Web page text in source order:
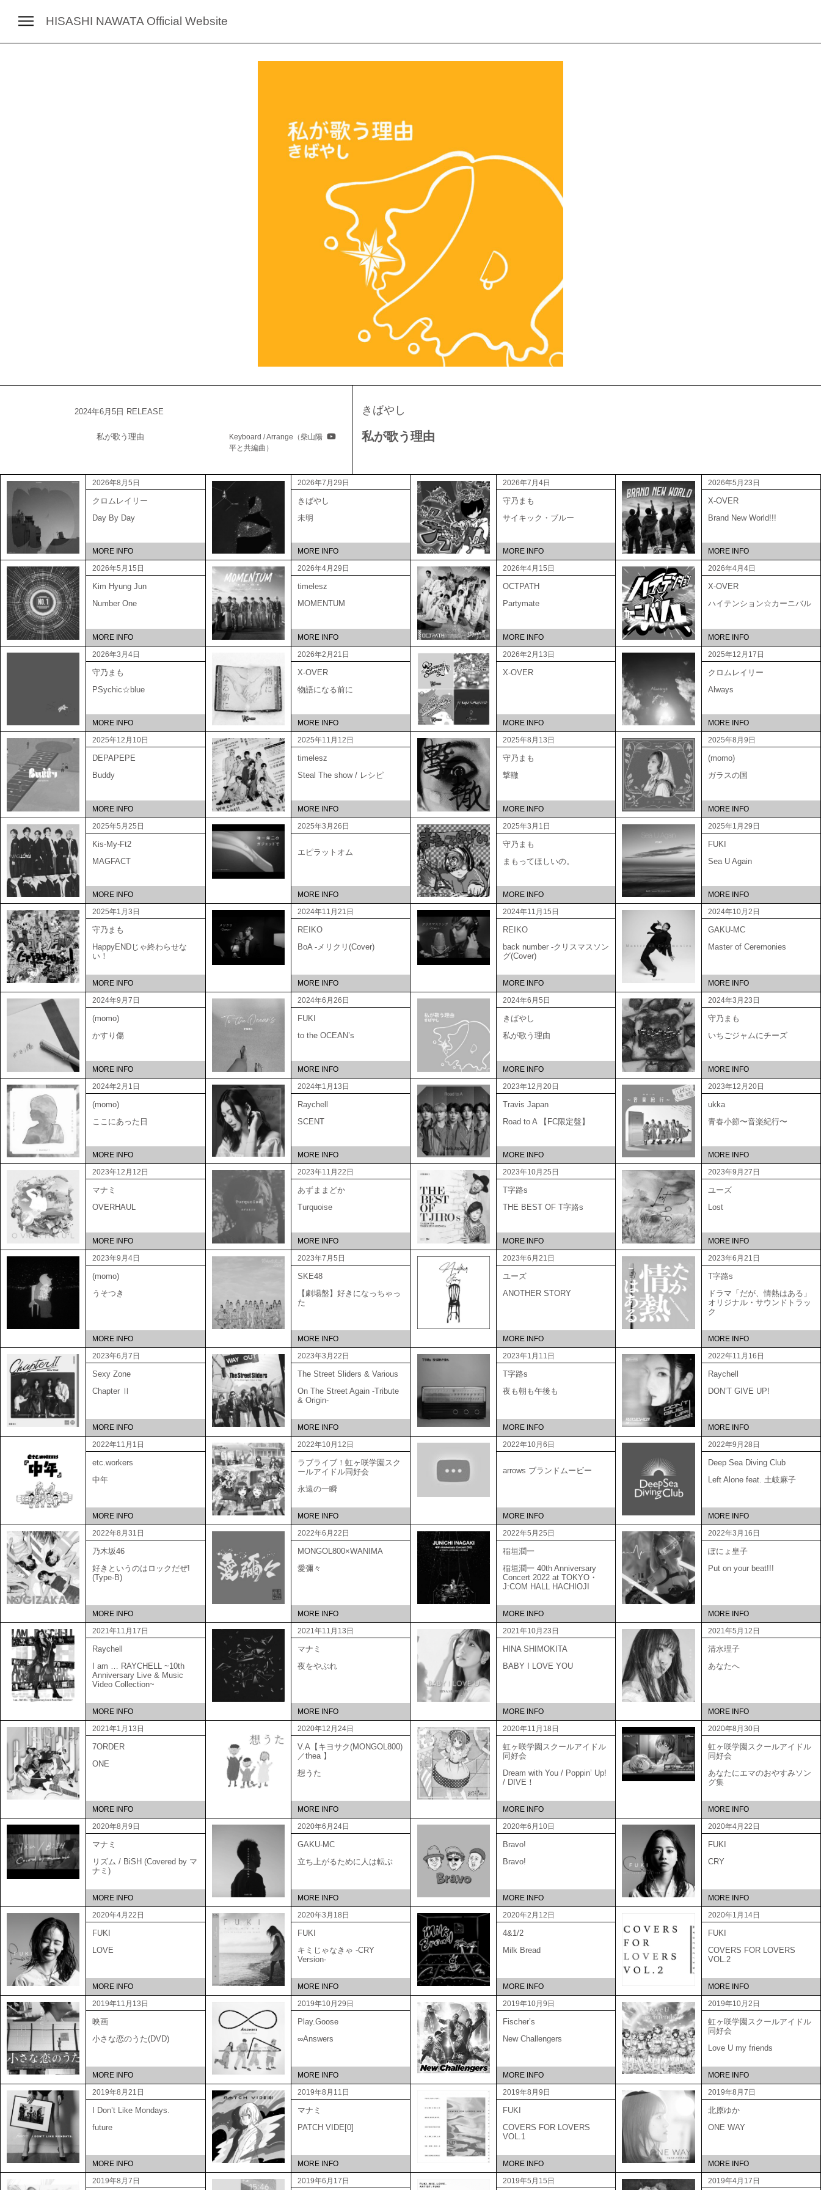
HISASHI NAWATA Official Website
きばやし
私が歌う理由
2024年6月5日 RELEASE
私が歌う理由
Keyboard / Arrange（柴山陽
平と共編曲）
2026年8月5日
クロムレイリー
Day By Day
MORE INFO
2026年7月29日
きばやし
未明
MORE INFO
2026年7月4日
守乃まも
サイキック・ブルー
MORE INFO
2026年5月23日
X-OVER
Brand New World!!!
MORE INFO
2026年5月15日
Kim Hyung Jun
Number One
MORE INFO
2026年4月29日
timelesz
MOMENTUM
MORE INFO
2026年4月15日
OCTPATH
Partymate
MORE INFO
2026年4月4日
X-OVER
ハイテンション☆カーニバル
MORE INFO
2026年3月4日
守乃まも
PSychic☆blue
MORE INFO
2026年2月21日
X-OVER
物語になる前に
MORE INFO
2026年2月13日
X-OVER
MORE INFO
2025年12月17日
クロムレイリー
Always
MORE INFO
2025年12月10日
DEPAPEPE
Buddy
MORE INFO
2025年11月12日
timelesz
Steal The show / レシピ
MORE INFO
2025年8月13日
守乃まも
撃轍
MORE INFO
2025年8月9日
(momo)
ガラスの国
MORE INFO
2025年5月25日
Kis-My-Ft2
MAGFACT
MORE INFO
2025年3月26日
エピラットオム
MORE INFO
2025年3月1日
守乃まも
まもってほしいの。
MORE INFO
2025年1月29日
FUKI
Sea U Again
MORE INFO
2025年1月3日
守乃まも
HappyENDじゃ終わらせな
い！
MORE INFO
2024年11月21日
REIKO
BoA -メリクリ(Cover)
MORE INFO
2024年11月15日
REIKO
back number -クリスマスソン
グ(Cover)
MORE INFO
2024年10月2日
GAKU-MC
Master of Ceremonies
MORE INFO
2024年9月7日
(momo)
かすり傷
MORE INFO
2024年6月26日
FUKI
to the OCEAN’s
MORE INFO
2024年6月5日
きばやし
私が歌う理由
MORE INFO
2024年3月23日
守乃まも
いちごジャムにチーズ
MORE INFO
2024年2月1日
(momo)
ここにあった日
MORE INFO
2024年1月13日
Raychell
SCENT
MORE INFO
2023年12月20日
Travis Japan
Road to A 【FC限定盤】
MORE INFO
2023年12月20日
ukka
青春小節〜音楽紀行〜
MORE INFO
2023年12月12日
マナミ
OVERHAUL
MORE INFO
2023年11月22日
あずままどか
Turquoise
MORE INFO
2023年10月25日
T字路s
THE BEST OF T字路s
MORE INFO
2023年9月27日
ユーズ
Lost
MORE INFO
2023年9月4日
(momo)
うそつき
MORE INFO
2023年7月5日
SKE48
【劇場盤】好きになっちゃっ
た
MORE INFO
2023年6月21日
ユーズ
ANOTHER STORY
MORE INFO
2023年6月21日
T字路s
ドラマ「だが、情熱はある」
オリジナル・サウンドトラッ
ク
MORE INFO
2023年6月7日
Sexy Zone
Chapter Ⅱ
MORE INFO
2023年3月22日
The Street Sliders & Various
On The Street Again -Tribute
& Origin-
MORE INFO
2023年1月11日
T字路s
夜も朝も午後も
MORE INFO
2022年11月16日
Raychell
DON’T GIVE UP!
MORE INFO
2022年11月1日
etc.workers
中年
MORE INFO
2022年10月12日
ラブライブ！虹ヶ咲学園スク
ールアイドル同好会
永遠の一瞬
MORE INFO
2022年10月6日
arrows ブランドムービー
MORE INFO
2022年9月28日
Deep Sea Diving Club
Left Alone feat. 土岐麻子
MORE INFO
2022年8月31日
乃木坂46
好きというのはロックだぜ!
(Type-B)
MORE INFO
2022年6月22日
MONGOL800×WANIMA
愛彌々
MORE INFO
2022年5月25日
稲垣潤一
稲垣潤一 40th Anniversary
Concert 2022 at TOKYO・
J:COM HALL HACHIOJI
MORE INFO
2022年3月16日
ぽにょ皇子
Put on your beat!!!
MORE INFO
2021年11月17日
Raychell
I am … RAYCHELL ~10th
Anniversary Live & Music
Video Collection~
MORE INFO
2021年11月13日
マナミ
夜をやぶれ
MORE INFO
2021年10月23日
HINA SHIMOKITA
BABY I LOVE YOU
MORE INFO
2021年5月12日
清水理子
あなたへ
MORE INFO
2021年1月13日
7ORDER
ONE
MORE INFO
2020年12月24日
V.A【キヨサク(MONGOL800)
／thea 】
想うた
MORE INFO
2020年11月18日
虹ヶ咲学園スクールアイドル
同好会
Dream with You / Poppin’ Up!
/ DIVE！
MORE INFO
2020年8月30日
虹ヶ咲学園スクールアイドル
同好会
あなたにエマのおやすみソン
グ集
MORE INFO
2020年8月9日
マナミ
リズム / BiSH (Covered by マ
ナミ)
MORE INFO
2020年6月24日
GAKU-MC
立ち上がるために人は転ぶ
MORE INFO
2020年6月10日
Bravo!
Bravo!
MORE INFO
2020年4月22日
FUKI
CRY
MORE INFO
2020年4月22日
FUKI
LOVE
MORE INFO
2020年3月18日
FUKI
キミじゃなきゃ -CRY
Version-
MORE INFO
2020年2月12日
4&1/2
Milk Bread
MORE INFO
2020年1月14日
FUKI
COVERS FOR LOVERS
VOL.2
MORE INFO
2019年11月13日
映画
小さな恋のうた(DVD)
MORE INFO
2019年10月29日
Play.Goose
∞Answers
MORE INFO
2019年10月9日
Fischer’s
New Challengers
MORE INFO
2019年10月2日
虹ヶ咲学園スクールアイドル
同好会
Love U my friends
MORE INFO
2019年8月21日
I Don’t Like Mondays.
future
MORE INFO
2019年8月11日
マナミ
PATCH VIDE[0]
MORE INFO
2019年8月9日
FUKI
COVERS FOR LOVERS
VOL.1
MORE INFO
2019年8月7日
北原ゆか
ONE WAY
MORE INFO
2019年8月7日
2019年6月17日 2019年5月15日 2019年4月17日